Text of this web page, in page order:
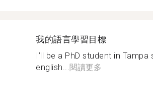
我的語言學習目標
I’ll be a PhD student in
english...閱讀更多